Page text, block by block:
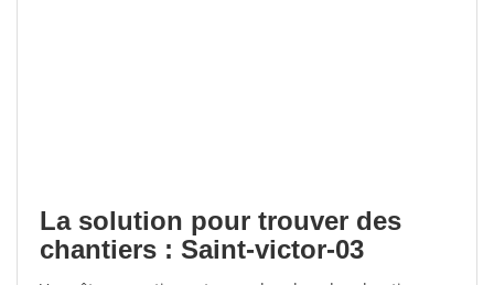
La solution pour trouver des
chantiers : Saint-victor-03